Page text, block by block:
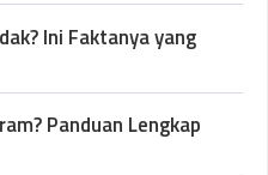
Ini Faktanya yang
Panduan Lengkap